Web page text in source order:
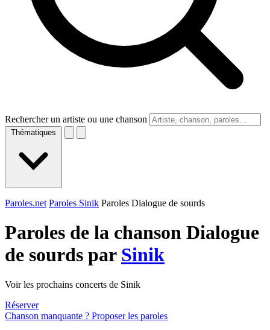
Rechercher un artiste ou une chanson
Thématiques
Paroles.net Paroles Sinik Paroles Dialogue de sourds
Paroles de la chanson Dialogue
de sourds par Sinik
Voir les prochains concerts de Sinik
Réserver
Chanson manquante ? Proposer les paroles